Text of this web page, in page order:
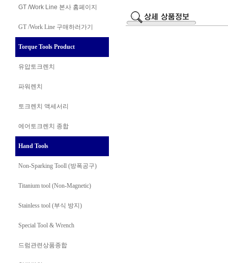
GT /Work Line 본사 홈페이지
GT /Work Line 구매하러가기
Torque Tools Product
유압토크렌치
파워렌치
토크렌치 액세서리
에어토크렌치 종합
Hand Tools
Non-Sparking Tooll (방폭공구)
Titanium tool (Non-Magnetic)
Stainless tool (부식 방지)
Special Tool & Wrench
드럼관련상품종합